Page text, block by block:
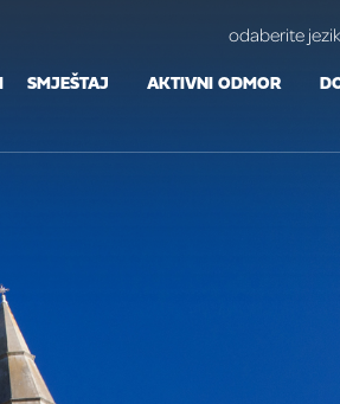
SMJEŠTAJ AKTIVNI ODMOR
odaberite